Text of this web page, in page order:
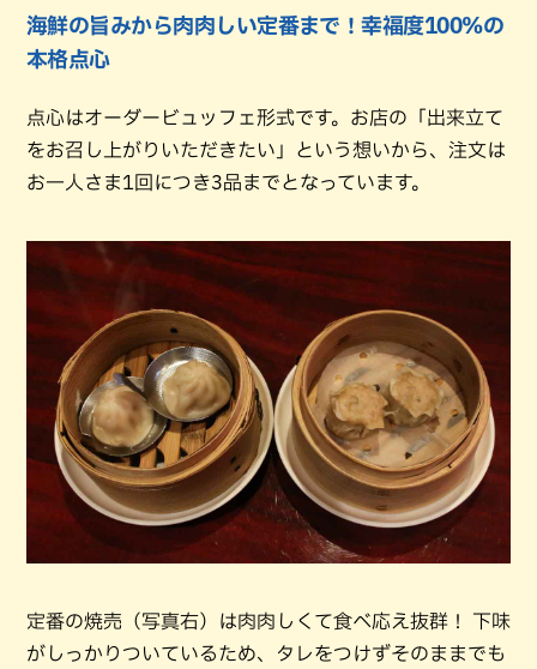
海鮮の旨みから肉肉しい定番まで！幸福度100%の
本格点心
点心はオーダービュッフェ形式です。お店の「出来立て
をお召し上がりいただきたい」という想いから、注文は
お一人さま1回につき3品までとなっています。
定番の焼売（写真右）は肉肉しくて食べ応え抜群！ 下味
がしっかりついているため、タレをつけずそのままでも